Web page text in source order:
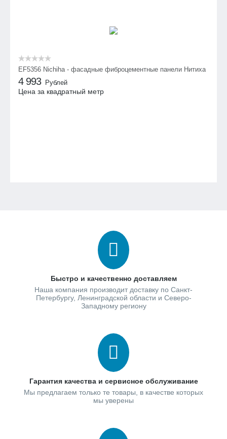
EF5356 Nichiha - фасадные фиброцементные панели Нитиха
4 993 Рублей
Цена за квадратный метр
Быстро и качественно доставляем
Наша компания производит доставку по Санкт-
Петербургу, Ленинградской области и Северо-
Западному региону
Гарантия качества и сервисное обслуживание
Мы предлагаем только те товары, в качестве которых
мы уверены